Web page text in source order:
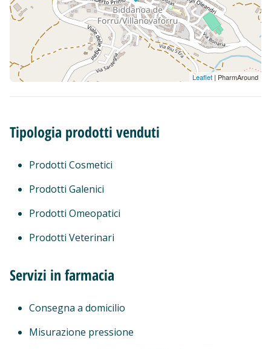
Leaflet | PharmAround
Tipologia prodotti venduti
Prodotti Cosmetici
Prodotti Galenici
Prodotti Omeopatici
Prodotti Veterinari
Servizi in farmacia
Consegna a domicilio
Misurazione pressione